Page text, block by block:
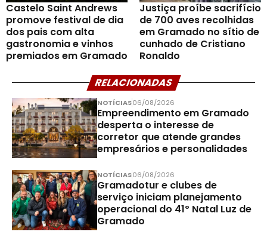
Castelo Saint Andrews
promove festival de dia
dos pais com alta
gastronomia e vinhos
premiados em Gramado
Justiça proíbe sacrifício
de 700 aves recolhidas
em Gramado no sítio de
cunhado de Cristiano
Ronaldo
RELACIONADAS
NOTÍCIAS06/08/2026
Empreendimento em Gramado
desperta o interesse de
corretor que atende grandes
empresários e personalidades
NOTÍCIAS06/08/2026
Gramadotur e clubes de
serviço iniciam planejamento
operacional do 41º Natal Luz de
Gramado